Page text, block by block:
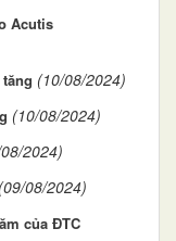
Acutis
(10/08/2024)
(10/08/2024)
2024)
(09/08/2024)
của ĐTC